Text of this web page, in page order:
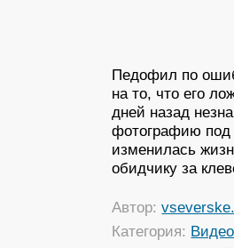
Педофил по
на то, что его
дней назад
фотографию под
изменилась
обидчику за
Автор:
Категория: Видео